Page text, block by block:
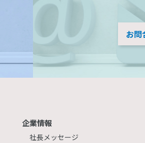
お問
企業情報
社長メッセージ